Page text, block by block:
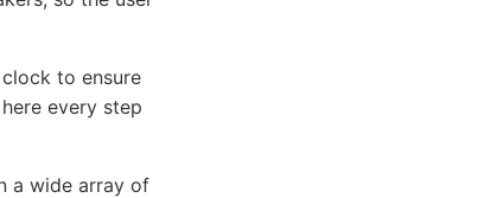
to ensure
every step
a wide array of